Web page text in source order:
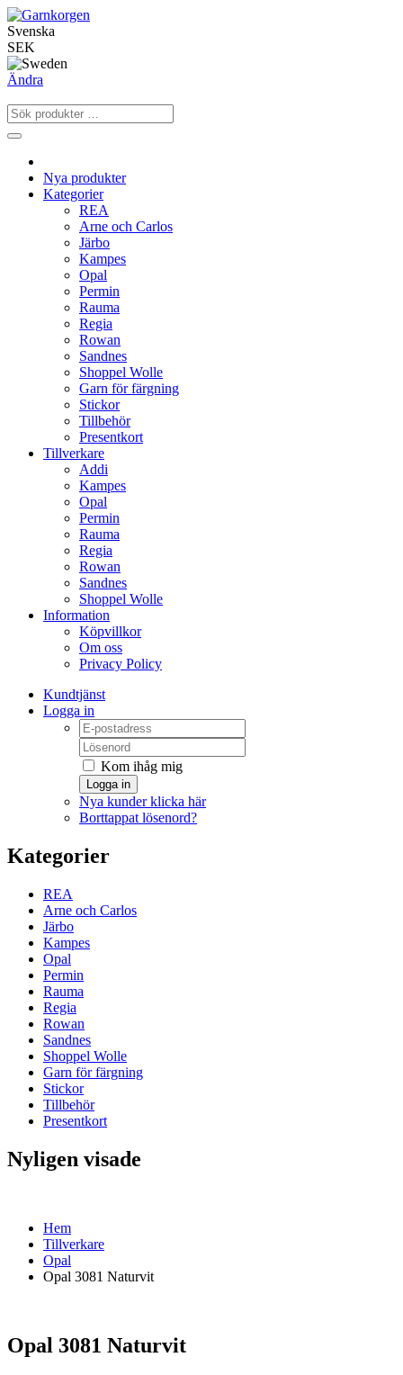
Svenska
SEK
Ändra
Nya produkter
Kategorier
REA
Arne och Carlos
Järbo
Kampes
Opal
Permin
Rauma
Regia
Rowan
Sandnes
Shoppel Wolle
Garn för färgning
Stickor
Tillbehör
Presentkort
Tillverkare
Addi
Kampes
Opal
Permin
Rauma
Regia
Rowan
Sandnes
Shoppel Wolle
Information
Köpvillkor
Om oss
Privacy Policy
Kundtjänst
Logga in
Kom ihåg mig
Logga in
Nya kunder klicka här
Borttappat lösenord?
Kategorier
REA
Arne och Carlos
Järbo
Kampes
Opal
Permin
Rauma
Regia
Rowan
Sandnes
Shoppel Wolle
Garn för färgning
Stickor
Tillbehör
Presentkort
Nyligen visade
Hem
Tillverkare
Opal
Opal 3081 Naturvit
Opal 3081 Naturvit